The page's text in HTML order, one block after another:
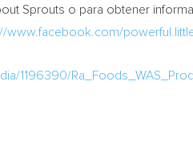
Sprouts o para obtener
www.facebook.com/
1196390/